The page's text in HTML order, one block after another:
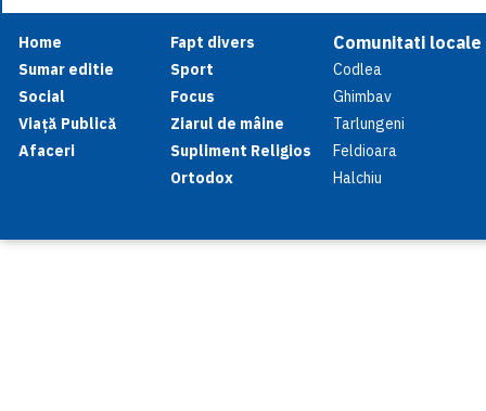
Home
Sumar editie
Social
Viață Publică
Afaceri
Fapt divers
Sport
Focus
Ziarul de mâine
Supliment Religios
Ortodox
Comunitati locale
Codlea
Ghimbav
Tarlungeni
Feldioara
Halchiu